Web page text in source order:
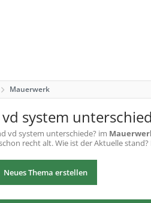
Mauerwerk
system
vd system unterschiede? im
recht alt. Wie ist der Aktuelle stand?
Neues Thema erstellen